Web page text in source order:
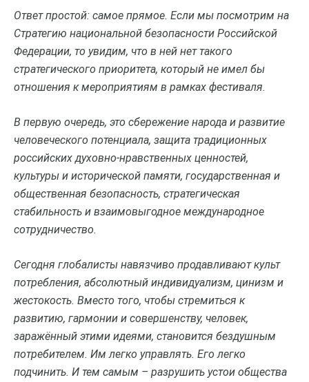
Ответ простой: самое прямое. Если мы посмотрим на
Стратегию национальной безопасности Российской
Федерации, то увидим, что в ней нет такого
стратегического приоритета, который не имел бы
отношения к мероприятиям в рамках фестиваля.
В первую очередь, это сбережение народа и развитие
человеческого потенциала, защита традиционных
российских духовно-нравственных ценностей,
культуры и исторической памяти, государственная и
общественная безопасность, стратегическая
стабильность и взаимовыгодное международное
сотрудничество.
Сегодня глобалисты навязчиво продавливают культ
потребления, абсолютный индивидуализм, цинизм и
жестокость. Вместо того, чтобы стремиться к
развитию, гармонии и совершенству, человек,
заражённый этими идеями, становится бездушным
потребителем. Им легко управлять. Его легко
подчинить. И тем самым – разрушить устои общества